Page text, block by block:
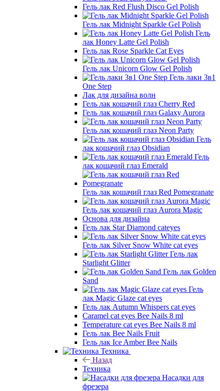
Гель лак Red Flush Disco Gel Polish
Гель лак Midnight Sparkle Gel Polish
Гель
лак Honey Latte Gel Polish
Гель лак Rose Sparkle Cat Eyes
Гель лак Unicorn Glow Gel Polish
Гель лаки 3в1
One Step
Лак для дизайна волн
Гель лак кошачий глаз Cherry Red
Гель лак кошачий глаз Galaxy Aurora
Гель лак кошачий глаз Neon Party
Гель
лак кошачий глаз Obsidian
Гель
лак кошачий глаз Emerald
Гель лак кошачий глаз Red Pomegranate
Гель лак кошачий глаз Aurora Magic
Основа для дизайна
Гель лак Star Diamond cateyes
Гель лак Silver Snow White cat eyes
Гель лак
Starlight Glitter
Гель лак Golden
Sand
Гель
лак Magic Glaze cat eyes
Гель лак Autumn Whispers cat eyes
Caramel cat eyes Bee Nails 8 ml
Temperature cat eyes Bee Nails 8 ml
Гель лак Bee Nails Fruit
Гель лак Ice Amber Bee Nails
Техника
Назад
Техника
Насадки для
фрезера